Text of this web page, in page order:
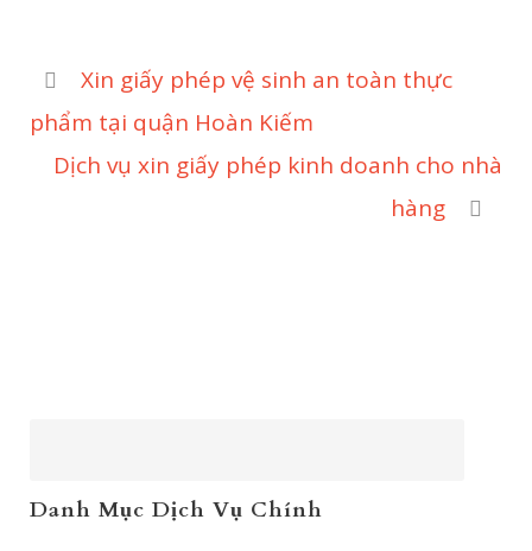
Xin giấy phép vệ sinh an toàn thực
phẩm tại quận Hoàn Kiếm
Dịch vụ xin giấy phép kinh doanh cho nhà
hàng
Danh Mục Dịch Vụ Chính